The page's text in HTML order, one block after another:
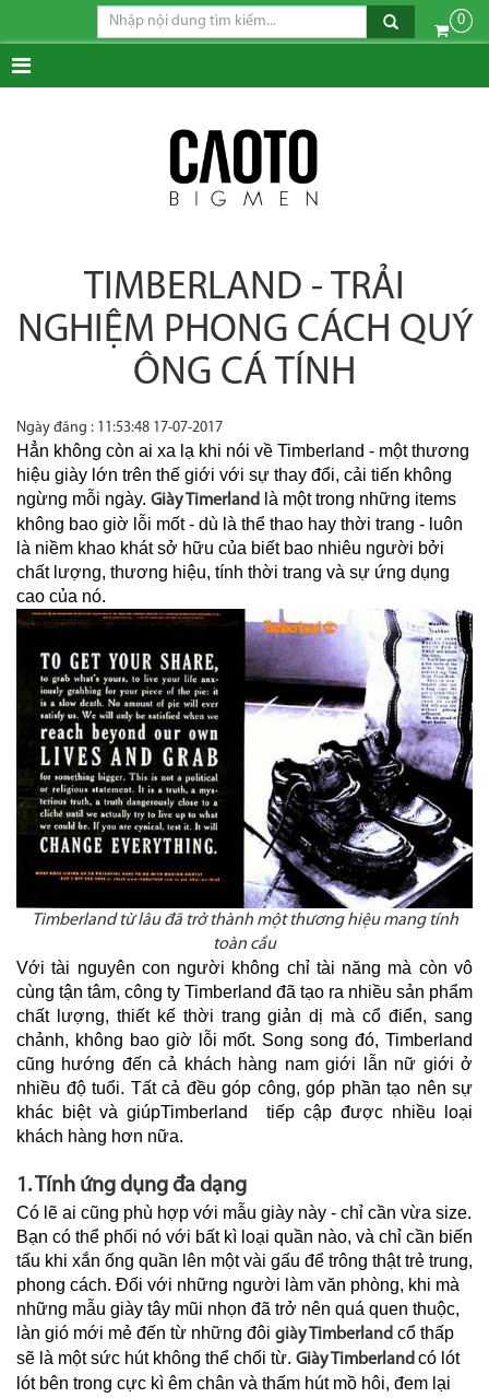
0
TIMBERLAND - TRẢI
NGHIỆM PHONG CÁCH QUÝ
ÔNG CÁ TÍNH
Ngày đăng : 11:53:48 17-07-2017
Hẳn không còn ai xa lạ khi nói về Timberland - một thương
hiệu giày lớn trên thế giới với sự thay đổi, cải tiến không
ngừng mỗi ngày. Giày Timerland
là một trong những items
không bao giờ lỗi mốt - dù là thể thao hay thời trang - luôn
là niềm khao khát sở hữu của biết bao nhiêu người bởi
chất lượng, thương hiệu, tính thời trang và sự ứng dụng
cao của nó.
Timberland từ lâu đã trở thành một thương hiệu mang tính
toàn cầu
Với tài nguyên con người không chỉ tài năng mà còn vô
cùng tận tâm, công ty Timberland đã tạo ra nhiều sản phẩm
chất lượng, thiết kế thời trang giản dị mà cổ điển, sang
chảnh, không bao giờ lỗi mốt. Song song đó, Timberland
cũng hướng đến cả khách hàng nam giới lẫn nữ giới ở
nhiều độ tuổi. Tất cả đều góp công, góp phần tạo nên sự
khác biệt và giúpTimberland tiếp cập được nhiều loại
khách hàng hơn nữa.
1. Tính ứng dụng đa dạng
Có lẽ ai cũng phù hợp với mẫu giày này - chỉ cần vừa size.
Bạn có thể phối nó với bất kì loại quần nào, và chỉ cần biến
tấu khi xắn ống quần lên một vài gấu để trông thật trẻ trung,
phong cách. Đối với những người làm văn phòng, khi mà
những mẫu giày tây mũi nhọn đã trở nên quá quen thuộc,
làn gió mới mẻ đến từ những đôi giày Timberland cổ thấp
sẽ là một sức hút không thể chối từ. Giày Timberland có lót
lót bên trong cực kì êm chân và thấm hút mồ hôi, đem lại